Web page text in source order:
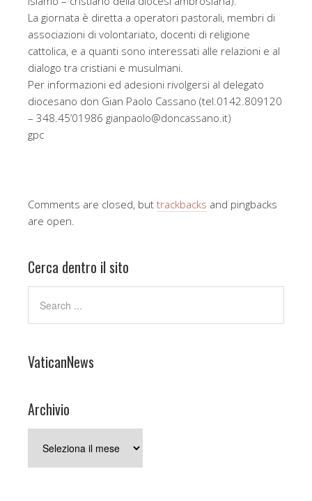
La giornata è diretta a operatori pastorali, membri di
associazioni di volontariato, docenti di religione
cattolica, e a quanti sono interessati alle relazioni e al
dialogo tra cristiani e musulmani.
Per informazioni ed adesioni rivolgersi al delegato
diocesano don Gian Paolo Cassano (tel.0142.809120
– 348.45’01986 gianpaolo@doncassano.it)
gpc
Comments are closed, but trackbacks and pingbacks
are open.
Cerca dentro il sito
VaticanNews
Archivio